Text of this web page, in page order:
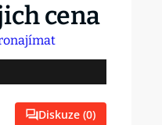
cena
Diskuze (0)